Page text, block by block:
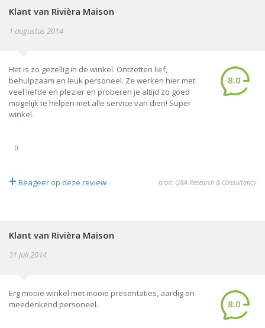
Klant van Rivièra Maison
1 augustus 2014
Het is zo gezellig in de winkel. Ontzetten lief,
behulpzaam en leuk personeel. Ze werken hier met
veel liefde en plezier en proberen je altijd zo goed
mogelijk te helpen met alle service van dien! Super
winkel.
8.0
0
+ Reageer op deze review bron: Q&A Research & Consultancy
Klant van Rivièra Maison
31 juli 2014
Erg mooie winkel met mooie presentaties, aardig en
meedenkend personeel.
8.0